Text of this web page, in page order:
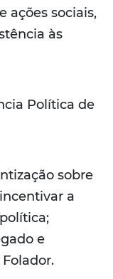
ações sociais,
às
Política de
sobre
a
e